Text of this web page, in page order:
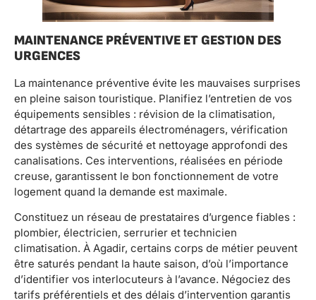
MAINTENANCE PRÉVENTIVE ET GESTION DES
URGENCES
La maintenance préventive évite les mauvaises surprises
en pleine saison touristique. Planifiez l’entretien de vos
équipements sensibles : révision de la climatisation,
détartrage des appareils électroménagers, vérification
des systèmes de sécurité et nettoyage approfondi des
canalisations. Ces interventions, réalisées en période
creuse, garantissent le bon fonctionnement de votre
logement quand la demande est maximale.
Constituez un réseau de prestataires d’urgence fiables :
plombier, électricien, serrurier et technicien
climatisation. À Agadir, certains corps de métier peuvent
être saturés pendant la haute saison, d’où l’importance
d’identifier vos interlocuteurs à l’avance. Négociez des
tarifs préférentiels et des délais d’intervention garantis